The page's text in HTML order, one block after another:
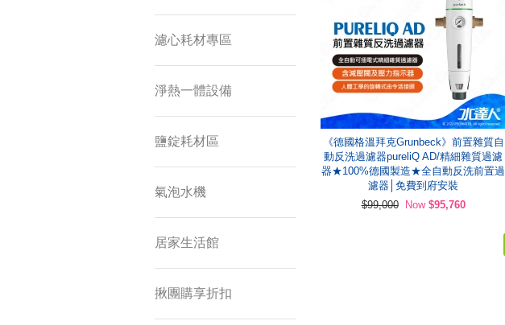
濾心耗材專區
淨熱一體設備
鹽錠耗材區
氣泡水機
居家生活館
揪團購享折扣
《德國格溫拜克Grunbeck》前置雜質自
動反洗過濾器pureliQ AD/精細雜質過濾
器★100%德國製造★全自動反洗前置過
濾器│免費到府安裝
$99,000
Now $95,760